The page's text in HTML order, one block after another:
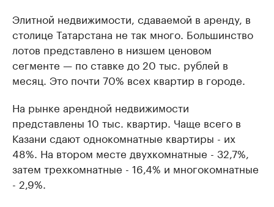
Элитной недвижимости, сдаваемой в аренду, в
столице Татарстана не так много. Большинство
лотов представлено в низшем ценовом
сегменте — по ставке до 20 тыс. рублей в
месяц. Это почти 70% всех квартир в городе.
На рынке арендной недвижимости
представлены 10 тыс. квартир. Чаще всего в
Казани сдают однокомнатные квартиры - их
48%. На втором месте двухкомнатные - 32,7%,
затем трехкомнатные - 16,4% и многокомнатные
- 2,9%.